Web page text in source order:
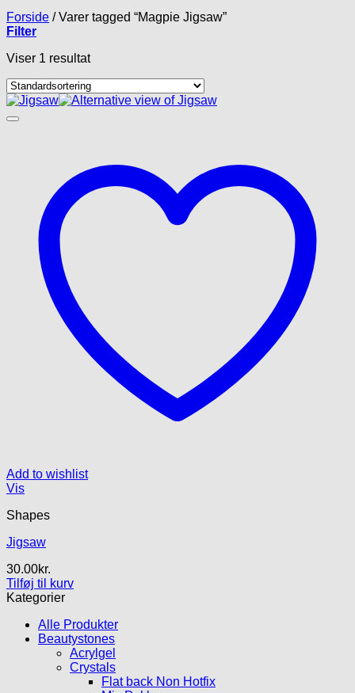
Forside /Varer tagged “Magpie Jigsaw”
Filter
Viser 1 resultat
Add to wishlist
Vis
Shapes
Jigsaw
30.00kr.
Tilføj til kurv
Kategorier
Alle Produkter
Beautystones
Acrylgel
Crystals
Flat back Non Hotfix